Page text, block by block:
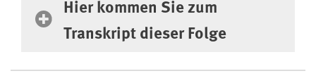
Hier kommen Sie zum
Transkript dieser Folge